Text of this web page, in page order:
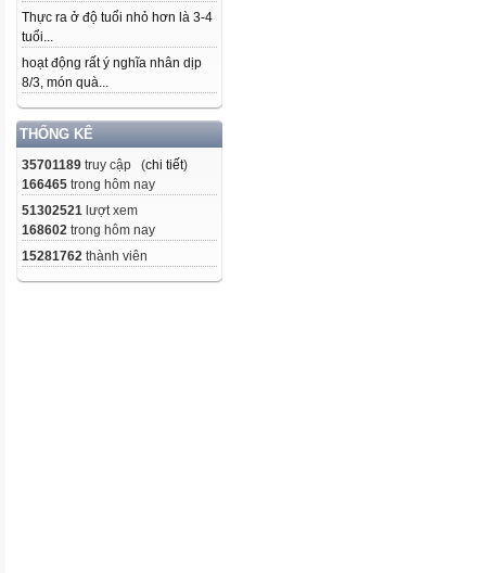
Thực ra ở độ tuổi nhỏ hơn là 3-4
tuổi...
hoạt động rất ý nghĩa nhân dịp
8/3, món quà...
THỐNG KÊ
35701189 truy cập (chi tiết)
166465 trong hôm nay
51302521 lượt xem
168602 trong hôm nay
15281762 thành viên